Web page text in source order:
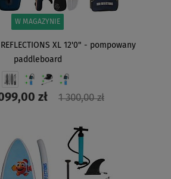
W MAGAZYNIE
XL 12'0" - pompowany
paddleboard
zł 1 300,00 zł